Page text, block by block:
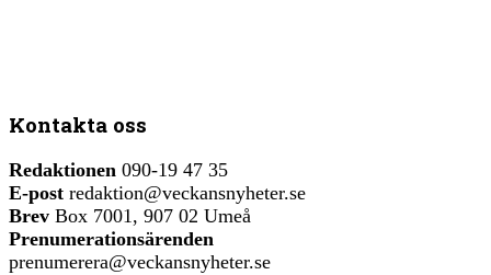
Kontakta oss
Redaktionen 090-19 47 35
E-post redaktion@veckansnyheter.se
Brev Box 7001, 907 02 Umeå
Prenumerationsärenden
prenumerera@veckansnyheter.se